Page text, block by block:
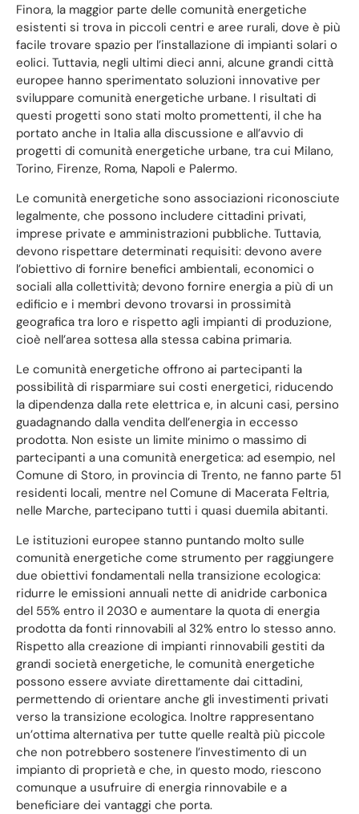
Finora, la maggior parte delle comunità energetiche
esistenti si trova in piccoli centri e aree rurali, dove è più
facile trovare spazio per l’installazione di impianti solari o
eolici. Tuttavia, negli ultimi dieci anni, alcune grandi città
europee hanno sperimentato soluzioni innovative per
sviluppare comunità energetiche urbane. I risultati di
questi progetti sono stati molto promettenti, il che ha
portato anche in Italia alla discussione e all’avvio di
progetti di comunità energetiche urbane, tra cui Milano,
Torino, Firenze, Roma, Napoli e Palermo.
Le comunità energetiche sono associazioni riconosciute
legalmente, che possono includere cittadini privati,
imprese private e amministrazioni pubbliche. Tuttavia,
devono rispettare determinati requisiti: devono avere
l’obiettivo di fornire benefici ambientali, economici o
sociali alla collettività; devono fornire energia a più di un
edificio e i membri devono trovarsi in prossimità
geografica tra loro e rispetto agli impianti di produzione,
cioè nell’area sottesa alla stessa cabina primaria.
Le comunità energetiche offrono ai partecipanti la
possibilità di risparmiare sui costi energetici, riducendo
la dipendenza dalla rete elettrica e, in alcuni casi, persino
guadagnando dalla vendita dell’energia in eccesso
prodotta. Non esiste un limite minimo o massimo di
partecipanti a una comunità energetica: ad esempio, nel
Comune di Storo, in provincia di Trento, ne fanno parte 51
residenti locali, mentre nel Comune di Macerata Feltria,
nelle Marche, partecipano tutti i quasi duemila abitanti.
Le istituzioni europee stanno puntando molto sulle
comunità energetiche come strumento per raggiungere
due obiettivi fondamentali nella transizione ecologica:
ridurre le emissioni annuali nette di anidride carbonica
del 55% entro il 2030 e aumentare la quota di energia
prodotta da fonti rinnovabili al 32% entro lo stesso anno.
Rispetto alla creazione di impianti rinnovabili gestiti da
grandi società energetiche, le comunità energetiche
possono essere avviate direttamente dai cittadini,
permettendo di orientare anche gli investimenti privati
verso la transizione ecologica. Inoltre rappresentano
un’ottima alternativa per tutte quelle realtà più piccole
che non potrebbero sostenere l’investimento di un
impianto di proprietà e che, in questo modo, riescono
comunque a usufruire di energia rinnovabile e a
beneficiare dei vantaggi che porta.